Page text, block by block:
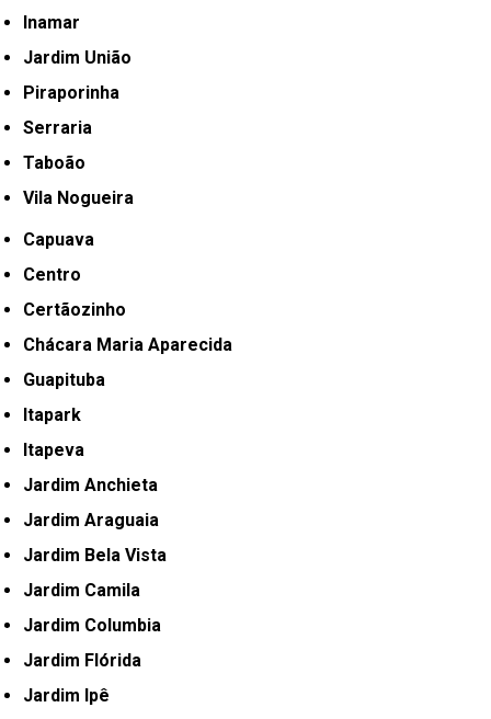
Inamar
Jardim União
Piraporinha
Serraria
Taboão
Vila Nogueira
Capuava
Centro
Certãozinho
Chácara Maria Aparecida
Guapituba
Itapark
Itapeva
Jardim Anchieta
Jardim Araguaia
Jardim Bela Vista
Jardim Camila
Jardim Columbia
Jardim Flórida
Jardim Ipê